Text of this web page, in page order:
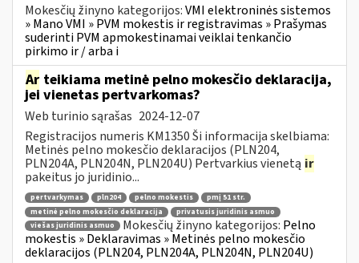
Mokesčių žinyno kategorijos:VMI elektroninės sistemos
» Mano VMI » PVM mokestis ir registravimas » Prašymas
suderinti PVM apmokestinamai veiklai tenkančio
pirkimo ir / arba i
Ar teikiama metinė pelno mokesčio deklaracija,
jei vienetas pertvarkomas?
Web turinio sąrašas 2024-12-07
Registracijos numeris KM1350 Ši informacija skelbiama:
Metinės pelno mokesčio deklaracijos (PLN204,
PLN204A, PLN204N, PLN204U) Pertvarkius vienetą ir
pakeitus jo juridinio...
pertvarkymas pln204 pelno mokestis
pmį 51 str.
metinė pelno mokesčio deklaracija
privatusis juridinis asmuo
viešas juridinis asmuo
Mokesčių žinyno kategorijos: Pelno
mokestis » Deklaravimas » Metinės pelno mokesčio
deklaracijos (PLN204, PLN204A, PLN204N, PLN204U)